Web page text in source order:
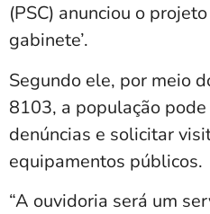
(PSC) anunciou o
gabinete’.
Segundo ele, por meio
8103, a população
denúncias e solicitar
equipamentos públicos.
“A ouvidoria será um